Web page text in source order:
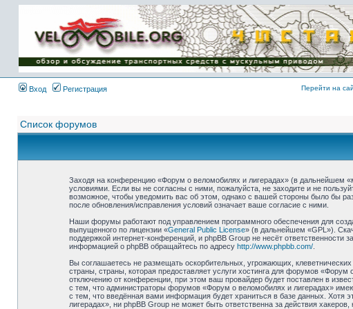
Имя пользователя:
Пароль:
{ LOG_ME_IN_SHORT
}
Вход Регистрация Перейти на
Список форумов
Заходя на конференцию «Форум о веломобилях и лигерадах» (в дальнейшем
условиями. Если вы не согласны с ними, пожалуйста, не заходите и не
возможное, чтобы уведомить вас об этом, однако с вашей стороны было бы
после обновления/исправления условий означает ваше согласие с ними.
Наши форумы работают под управлением программного обеспечения для
выпущенного по лицензии «General Public License» (в дальнейшем «GPL»).
поддержкой интернет-конференций, и phpBB Group не несёт ответственности
информацией о phpBB обращайтесь по адресу http://www.phpbb.com/
Вы соглашаетесь не размещать оскорбительных, угрожающих,
страны, страны, которая предоставляет услуги хостинга для форумов
отключению от конференции, при этом ваш провайдер будет поставлен в
с тем, что администраторы форумов «Форум о веломобилях и лигерадах»
с тем, что введённая вами информация будет храниться в базе данных.
лигерадах», ни phpBB Group не может быть ответственна за действия